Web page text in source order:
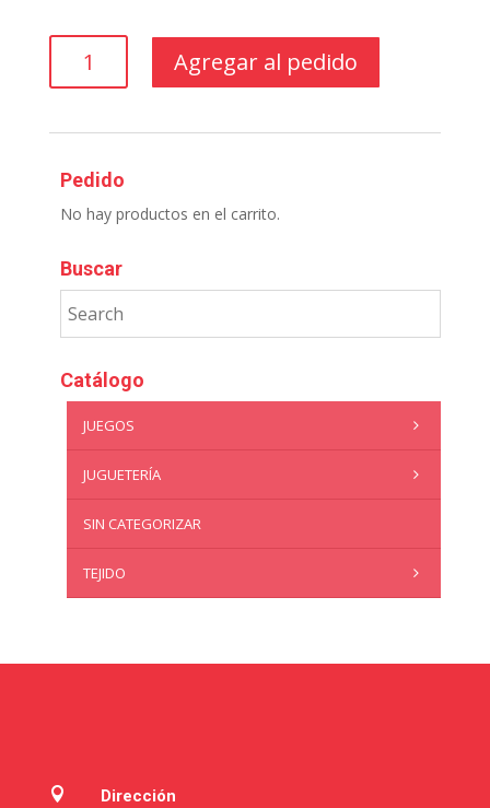
Agregar al pedido
Pedido
No hay productos en el carrito.
Buscar
Catálogo
JUEGOS
JUGUETERÍA
SIN CATEGORIZAR
TEJIDO
 Dirección